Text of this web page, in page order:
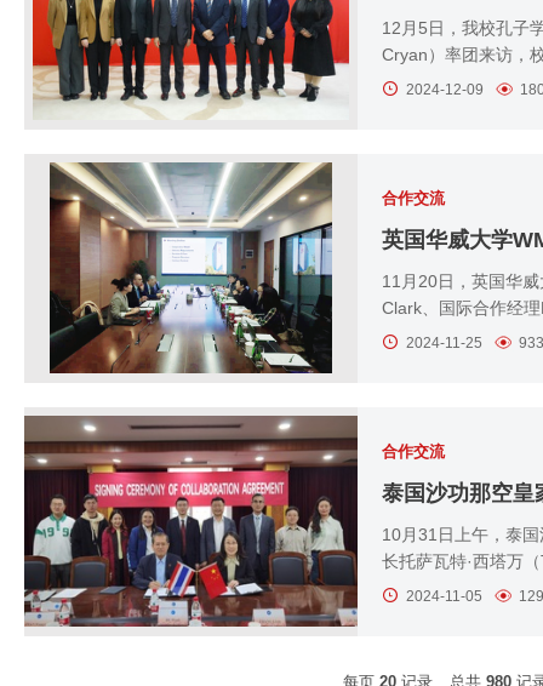
12月5日，我校孔子
Cryan）率团来访，
2024-12-09
合作交流
11月20日，英国华
Clark、国际合作经
2024-11-25 933
合作交流
泰国沙功那空皇
10月31日上午，泰
长托萨瓦特·西塔万
2024-11-05
每页 20 记录 总共 980 记